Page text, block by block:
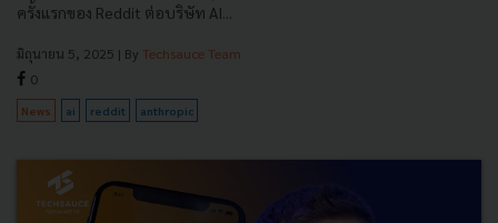
ครั้งแรกของ Reddit ต่อบริษัท AI...
มิถุนายน 5, 2025 | By Techsauce Team
0
News ai reddit anthropic